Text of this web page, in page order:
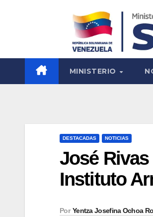
MINISTERIO
DESTACADAS NOTICIAS
José
Instituto
Por Yentza Josefina Ochoa